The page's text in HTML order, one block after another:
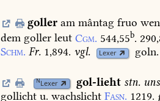
goller ammântag fruo wen
dem goller leut Cgm. 544,55b.
Schm. Fr. 1,894. vgl. Lexer goln.
NLexer gol-lieht stn.
gollicht u. wachslicht Fasn. 1219.